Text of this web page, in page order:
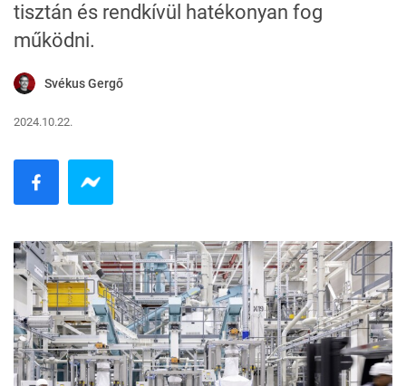
tisztán és rendkívül hatékonyan fog
működni.
Svékus Gergő
2024.10.22.